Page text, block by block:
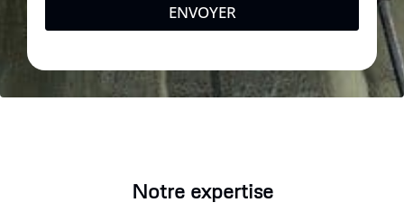
ENVOYER
Notre expertise